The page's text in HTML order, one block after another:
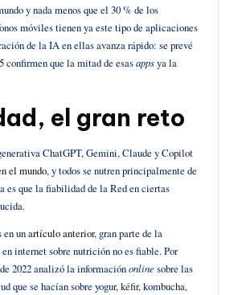
y nada menos que el 30 % de los
móviles tienen ya este tipo de aplicaciones
de la IA en ellas avanza rápido: se prevé
confirmen que la mitad de esasappsya la
el gran reto
ChatGPT, Gemini, Claude y Copilot
el mundo, y todos se nutren principalmente de
es que la fiabilidad de la Red en ciertas
en unartículo anterior, gran parte de la
internet sobre nutrición no es fiable. Por
de 2022 analizó la informaciónonlinesobre las
que se hacían sobre yogur, kéfir, kombucha,